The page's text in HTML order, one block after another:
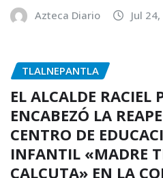
Azteca Diario Jul
TLALNEPANTLA
EL ALCALDE RACIEL
ENCABEZÓ LA
CENTRO DE
INFANTIL «MADRE
CALCUTA» EN LA